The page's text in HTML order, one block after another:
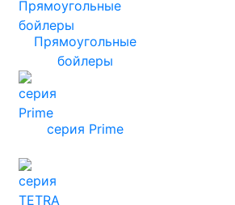
Прямоугольные
бойлеры
серия Prime